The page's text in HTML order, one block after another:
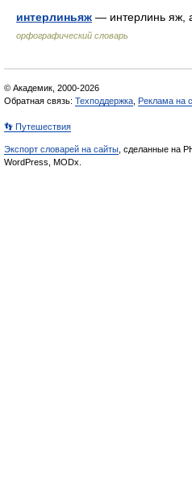
интерлиньяж — интерлинь яж,
орфографический словарь
© Академик, 2000-2026
Обратная связь: Техподдержка Реклама на
👣 Путешествия
Экспорт словарей на сайты , сделанные на
WordPress, MODx.